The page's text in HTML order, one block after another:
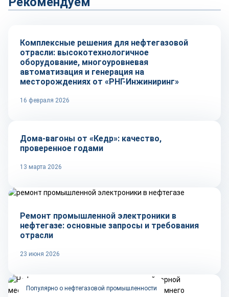
Рынок
Комплексные решения для нефтегазовой
отрасли: высокотехнологичное
оборудование, многоуровневая
автоматизация и генерация на
месторождениях от «РНГ-Инжиниринг»
16 февраля 2026
Репортаж
Дома-вагоны от «Кедр»: качество,
проверенное годами
13 марта 2026
Ремонт промышленной электроники в
нефтегазе: основные запросы и требования
отрасли
23 июня 2026
Популярно о нефтегазовой промышленности